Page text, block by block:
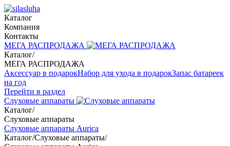
Каталог
Компания
Контакты
МЕГА РАСПРОДАЖА
Каталог/
МЕГА РАСПРОДАЖА
Аксессуар в подарокНабор для ухода в подарокЗапас батареек
на год
Перейти в раздел
Слуховые аппараты
Каталог/
Слуховые аппараты
Слуховые аппараты Aurica
Каталог/Слуховые аппараты/